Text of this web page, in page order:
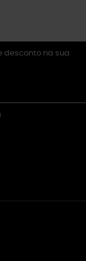
desconto na sua